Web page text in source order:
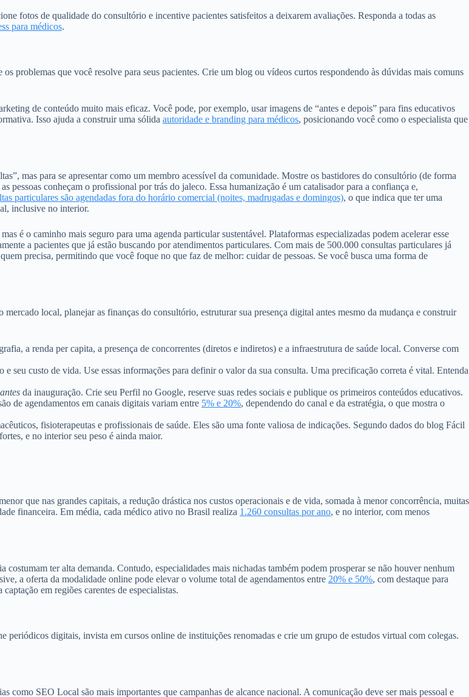
fotos de qualidade do consultório e incentive pacientes satisfeitos a deixarem avaliações. Responda a todas as
para médicos.
problemas que você resolve para seus pacientes. Crie um blog ou vídeos curtos respondendo às dúvidas mais comuns
de conteúdo muito mais eficaz. Você pode, por exemplo, usar imagens de “antes e depois” para fins educativos
Isso ajuda a construir uma sólida autoridade e branding para médicos, posicionando você como o especialista que
mas para se apresentar como um membro acessível da comunidade. Mostre os bastidores do consultório (de forma
pessoas conheçam o profissional por trás do jaleco. Essa humanização é um catalisador para a confiança e,
particulares são agendadas fora do horário comercial (noites, madrugadas e domingos), o que indica que ter uma
inclusive no interior.
é o caminho mais seguro para uma agenda particular sustentável. Plataformas especializadas podem acelerar esse
a pacientes que já estão buscando por atendimentos particulares. Com mais de 500.000 consultas particulares já
precisa, permitindo que você foque no que faz de melhor: cuidar de pessoas. Se você busca uma forma de
local, planejar as finanças do consultório, estruturar sua presença digital antes mesmo da mudança e construir
a renda per capita, a presença de concorrentes (diretos e indiretos) e a infraestrutura de saúde local. Converse com
seu custo de vida. Use essas informações para definir o valor da sua consulta. Uma precificação correta é vital. Entenda
antes da inauguração. Crie seu Perfil no Google, reserve suas redes sociais e publique os primeiros conteúdos educativos.
de agendamentos em canais digitais variam entre 5% e 20%, dependendo do canal e da estratégia, o que mostra o
fisioterapeutas e profissionais de saúde. Eles são uma fonte valiosa de indicações. Segundo dados do blog Fácil
e no interior seu peso é ainda maior.
que nas grandes capitais, a redução drástica nos custos operacionais e de vida, somada à menor concorrência, muitas
financeira. Em média, cada médico ativo no Brasil realiza 1.260 consultas por ano, e no interior, com menos
ter alta demanda. Contudo, especialidades mais nichadas também podem prosperar se não houver nenhum
a oferta da modalidade online pode elevar o volume total de agendamentos entre 20% e 50%, com destaque para
em regiões carentes de especialistas.
periódicos digitais, invista em cursos online de instituições renomadas e crie um grupo de estudos virtual com colegas.
SEO Local são mais importantes que campanhas de alcance nacional. A comunicação deve ser mais pessoal e